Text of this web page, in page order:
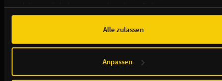
führen. Weitere Informationen, insbesondere zur Speicherdauer,
Cookie-Erklärungsowie zur Verarbeitung,
insbesondere zu Ihren Widerrufsmöglichkeiten und weiteren
Alle zulassen
Anpassen